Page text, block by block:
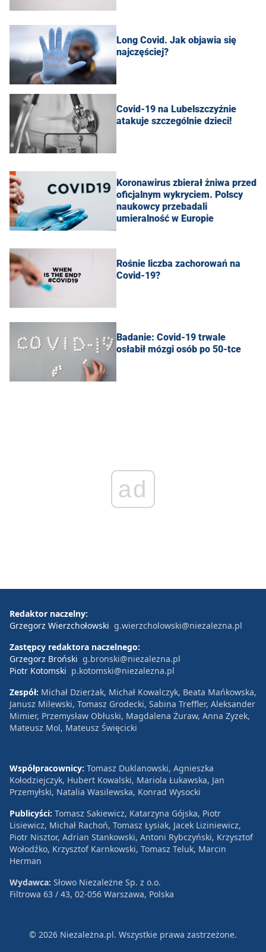
Long Covid. Jak objawia się
najczęściej?
Covid-19 na Lubelszczyźnie
atakuje szczególnie dzieci!
Koronawirus zbierał żniwa przed
oficjalnym wykryciem. Polscy
naukowcy przebadali
umieralność w Europie
Rośnie liczba zachorowań na
Covid-19?
Badanie: Covid-19 trwale
osłabił mózgi osób po 50-tce
ad
Redaktor naczelny:
Grzegorz Wierzchołowski g.wierzcholowski@niezalezna.pl
Zastępcy redaktora naczelnego:
Grzegorz Broński g.bronski@niezalezna.pl
Piotr Kotomski p.kotomski@niezalezna.pl
Zespół: Michał Dzierżak, Michał Kowalczyk, Beata Mańkowska,
Janusz Milewski, Tomasz Grodecki, Sabina Treffler, Aleksander
Mimier, Przemysław Obłuski, Magdalena Żuraw, Anna Zyzek,
Mateusz Mol, Mateusz Święcicki
Współpracownicy: Tomasz Duklanowski, Agnieszka
Kołodziejczyk, Hubert Kowalski, Mariola Łukawska, Jan
Przemyłski, Natalia Wasilewska, Konrad Wysocki
Publicyści: Tomasz Sakiewicz, Katarzyna Gójska, Piotr
Lisiewicz, Michał Rachoń, Tomasz Łysiak, Jacek Liziniewicz,
Piotr Nisztor, Adrian Stankowski, Antoni Rybczyński, Krzysztof
Wołodźko, Krzysztof Karnkowski, Tomasz Teluk, Marcin
Herman
Wydawca: Słowo Niezależne Sp. z o.o.
Filtrowa 63 / 43, 02-056 Warszawa, Polska
© 2026 Niezależna.pl. Wszystkie prawa zastrzeżone.